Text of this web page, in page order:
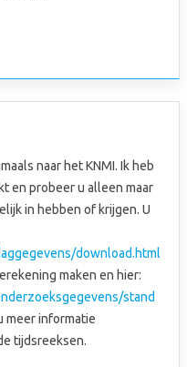
naar het KNMI. Ik heb
en probeer u alleen maar
in hebben of krijgen. U
download.html
maken en hier:
stand
meer informatie
tijdsreeksen.